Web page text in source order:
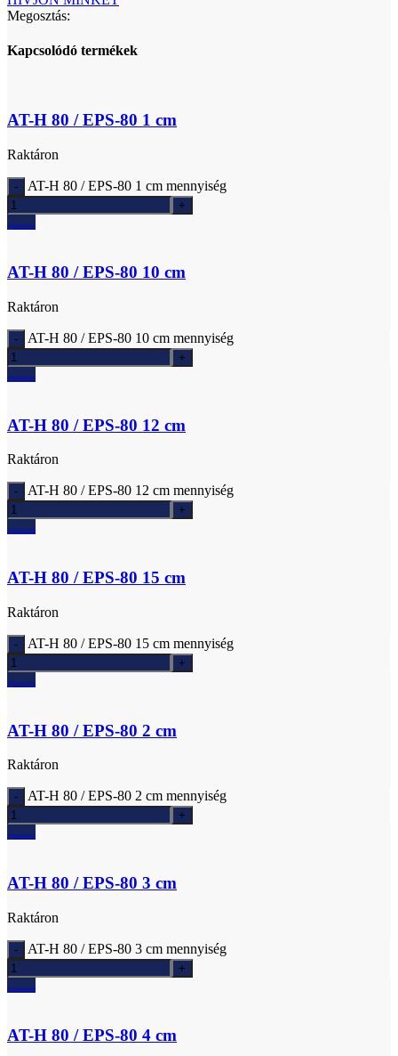
Megosztás:
Kapcsolódó termékek
AT-H 80 / EPS-80 1 cm
Raktáron
AT-H 80 / EPS-80 1 cm mennyiség
Ajánlatkérés
AT-H 80 / EPS-80 10 cm
Raktáron
AT-H 80 / EPS-80 10 cm mennyiség
Ajánlatkérés
AT-H 80 / EPS-80 12 cm
Raktáron
AT-H 80 / EPS-80 12 cm mennyiség
Ajánlatkérés
AT-H 80 / EPS-80 15 cm
Raktáron
AT-H 80 / EPS-80 15 cm mennyiség
Ajánlatkérés
AT-H 80 / EPS-80 2 cm
Raktáron
AT-H 80 / EPS-80 2 cm mennyiség
Ajánlatkérés
AT-H 80 / EPS-80 3 cm
Raktáron
AT-H 80 / EPS-80 3 cm mennyiség
Ajánlatkérés
AT-H 80 / EPS-80 4 cm